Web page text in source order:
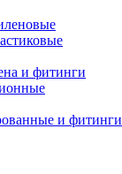
и фитинги
и фитинги